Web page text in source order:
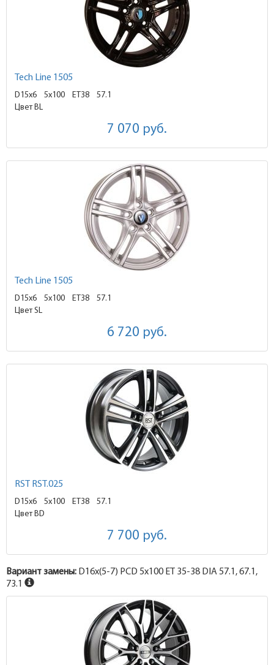
Tech Line 1505
D15x6 5x100 ET38
57.1
Цвет BL
7 070 руб.
Tech Line 1505
D15x6 5x100 ET38
57.1
Цвет SL
6 720 руб.
RST RST.025
D15x6 5x100 ET38
57.1
Цвет BD
7 700 руб.
Вариант замены: D16x(5-7) PCD 5x100 ET 35-38 DIA 57.1, 67.1,
73.1